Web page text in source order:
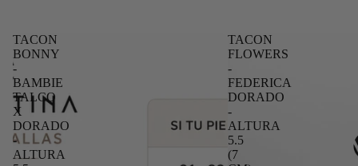
TACON
BONNY
-
BAMBIE
TALCO
X
DORADO
-
ALTURA
TACON
FLOWERS
-
FEDERICA
DORADO
-
ALTURA
5.5
(7